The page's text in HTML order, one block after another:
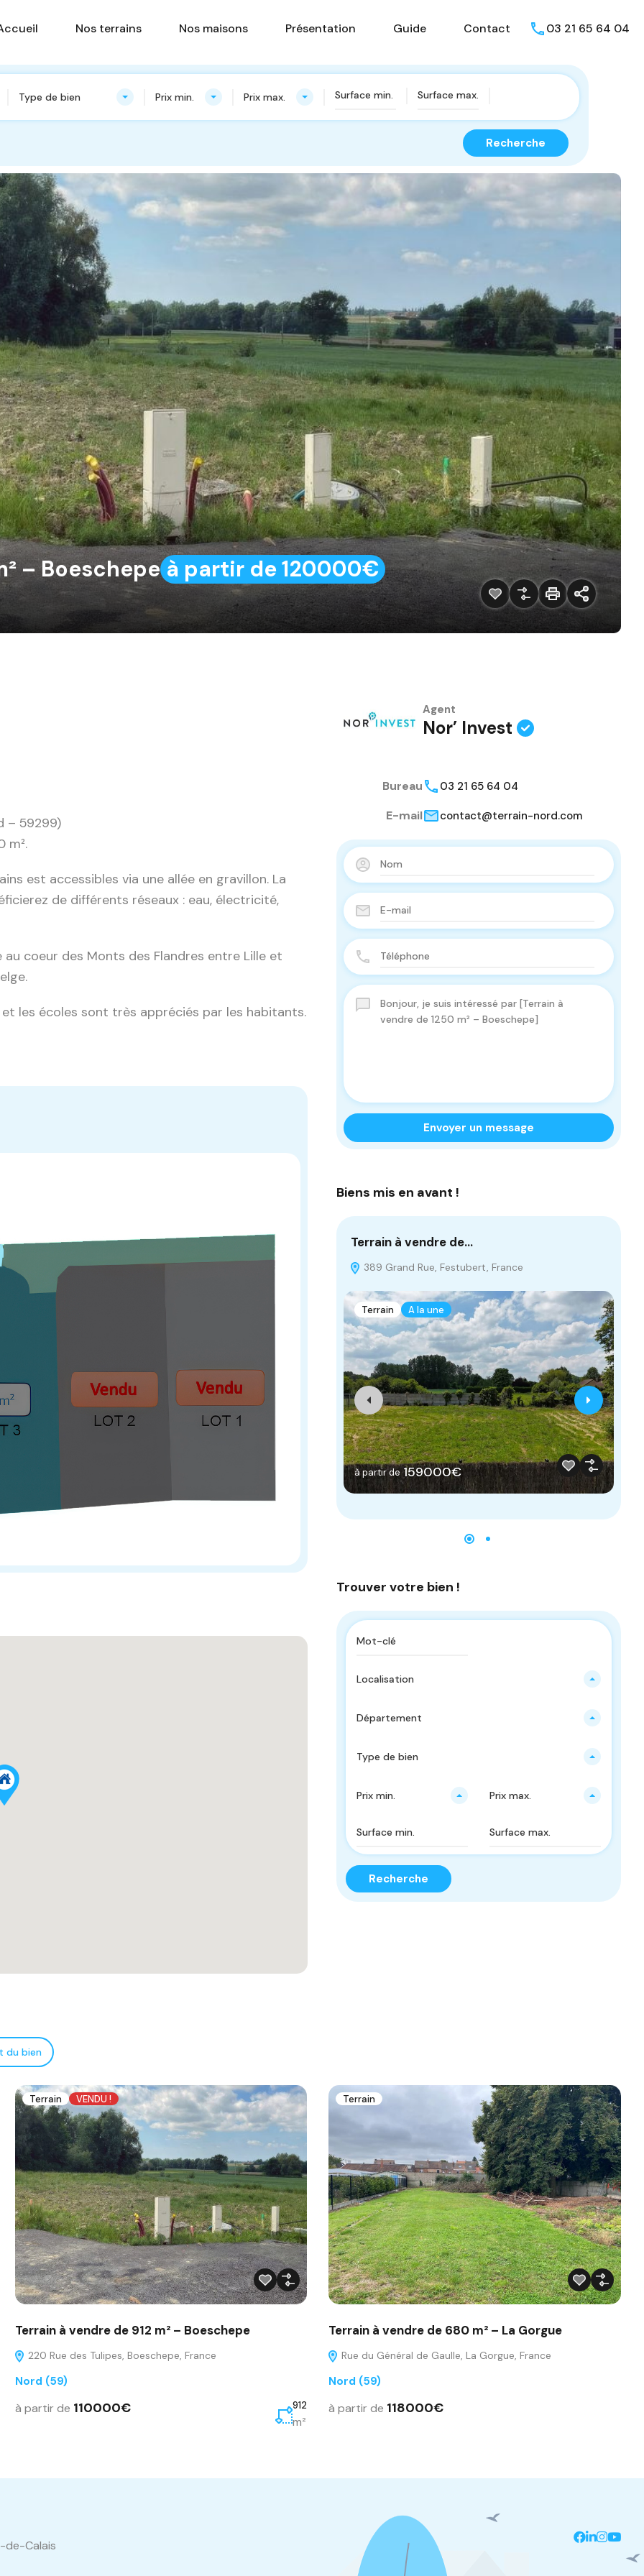
Accueil Nos terrains Nos maisons Présentation Guide Contact
Nos terrains Nos maisons Présentation Guide Contact 03 21 65 64 04
Type de bien Prix min. Prix max.
Recherche
– Boeschepe à partir de 120000€
– 59299)
m².
est accessibles via une allée en gravillon. La
de différents réseaux : eau, électricité,
coeur des Monts des Flandres entre Lille et
les écoles sont très appréciés par les habitants.
Agent
Nor’ Invest
Bureau 03 21 65 64 04
E-mail contact@terrain-nord.com
Envoyer un message
Biens mis en avant !
Terrain à vendre de…
389 Grand Rue, Festubert, France
Terrain A la une
à partir de 159000€
Trouver votre bien !
Localisation
Département
Type de bien
Prix ​​min. Prix ​​max.
Recherche
du bien
Terrain VENDU !
Terrain à vendre de 912 m² – Boeschepe
220 Rue des Tulipes, Boeschepe, France
Nord (59)
à partir de 110000€ 912
m²
Terrain
Terrain à vendre de 680 m² – La Gorgue
Rue du Général de Gaulle, La Gorgue, France
Nord (59)
à partir de 118000€
de-Calais